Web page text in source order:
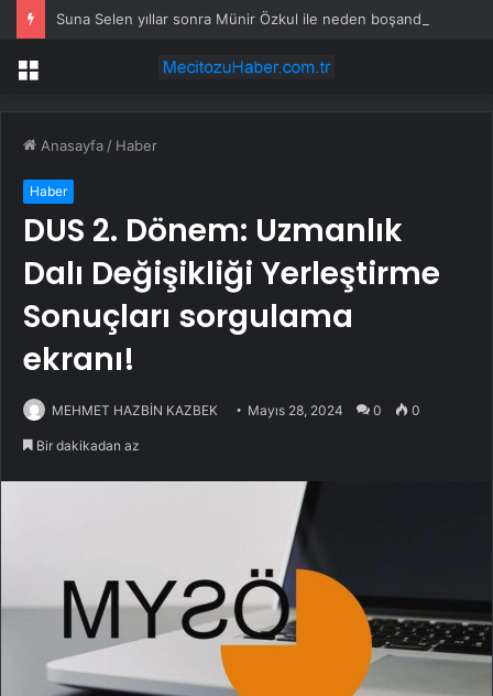
Menü
Anasayfa / Haber
Haber
DUS 2. Dönem: Uzmanlık
Dalı Değişikliği Yerleştirme
Sonuçları sorgulama
ekranı!
MEHMET HAZBİN KAZBEK Mayıs 28, 2024 0 0
Bir dakikadan az